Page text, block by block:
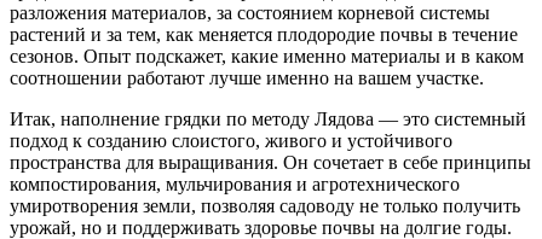
разложения материалов, за состоянием корневой системы
растений и за тем, как меняется плодородие почвы в течение
сезонов. Опыт подскажет, какие именно материалы и в каком
соотношении работают лучше именно на вашем участке.
Итак, наполнение грядки по методу Лядова — это системный
подход к созданию слоистого, живого и устойчивого
пространства для выращивания. Он сочетает в себе принципы
компостирования, мульчирования и агротехнического
умиротворения земли, позволяя садоводу не только получить
урожай, но и поддерживать здоровье почвы на долгие годы.